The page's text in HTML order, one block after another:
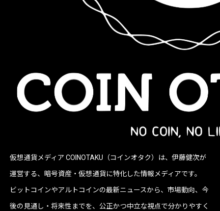
仮想通貨メディア COINOTAKU（コインオタク）は、伊藤健次が
運営する、暗号資産・仮想通貨に特化した情報メディアです。
ビットコインやアルトコインの最新ニュースから、市場動向、今
後の見通し・将来性までを、公正かつ中立な視点で分かりやすく